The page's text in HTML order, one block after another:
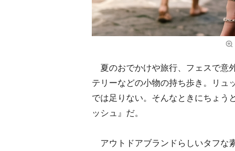
夏のおでかけや旅行、フェスで意
テリーなどの小物の持ち歩き。リュ
では足りない。そんなときにちょう
ッシュ』だ。
アウトドアブランドらしいタフな